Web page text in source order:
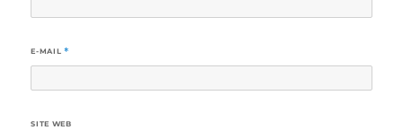
E-MAIL *
SITE WEB